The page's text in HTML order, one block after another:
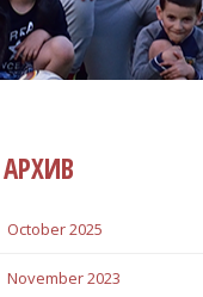
АРХИВ
October 2025
November 2023